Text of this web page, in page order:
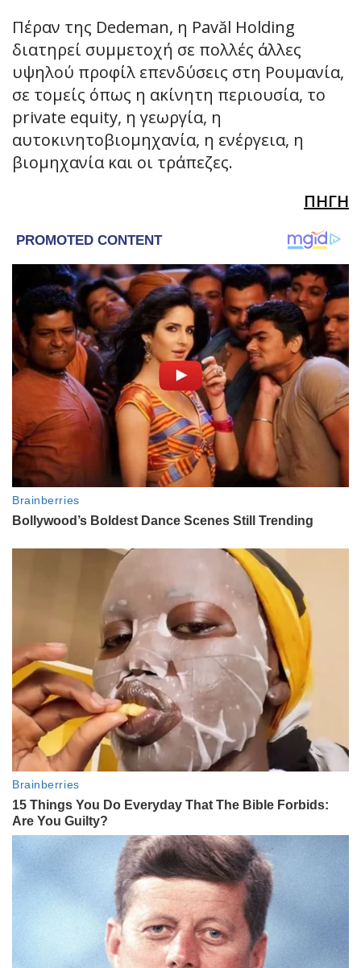
Πέραν της Dedeman, η Pavăl Holding
διατηρεί συμμετοχή σε πολλές άλλες
υψηλού προφίλ επενδύσεις στη Ρουμανία,
σε τομείς όπως η ακίνητη περιουσία, το
private equity, η γεωργία, η
αυτοκινητοβιομηχανία, η ενέργεια, η
βιομηχανία και οι τράπεζες.
ΠΗΓΗ